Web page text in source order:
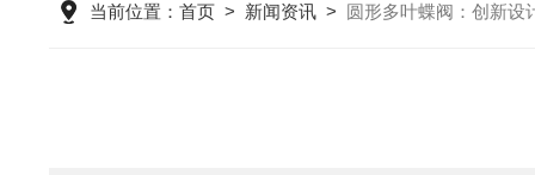
当前位置： 首页> 新闻资讯> 圆形多叶蝶阀：创新设